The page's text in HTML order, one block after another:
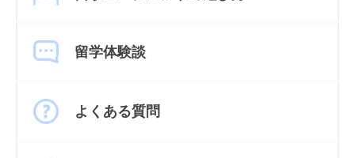
留学体験談
よくある質問